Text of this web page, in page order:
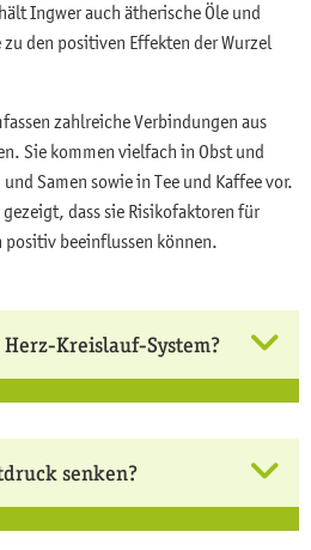
Ingwer auch ätherische Öle und
den positiven Effekten der Wurzel
zahlreiche Verbindungen aus
Sie kommen vielfach in Obst und
Samen sowie in Tee und Kaffee vor.
dass sie Risikofaktoren für
beeinflussen können.
Kreislauf-System?
senken?